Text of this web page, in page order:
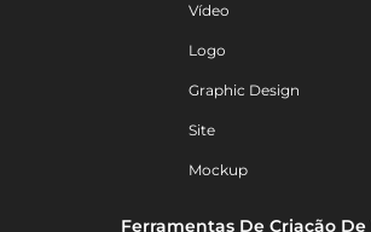
Vídeo
Logo
Graphic Design
Site
Mockup
Ferramentas De Criação De